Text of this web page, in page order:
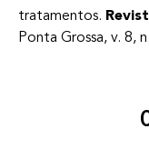
tratamentos.
Ponta Grossa, v. 8,